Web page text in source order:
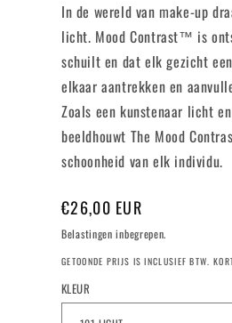
In de wereld van make-up
licht. Mood Contrast™ is
schuilt en dat elk gezicht
elkaar aantrekken en
Zoals een kunstenaar licht
beeldhouwt The Mood
schoonheid van elk individu.
Normale
prijs
€26,00 EUR
Belastingen inbegrepen.
GETOONDE PRIJS IS INCLUSIEF BTW.
KLEUR